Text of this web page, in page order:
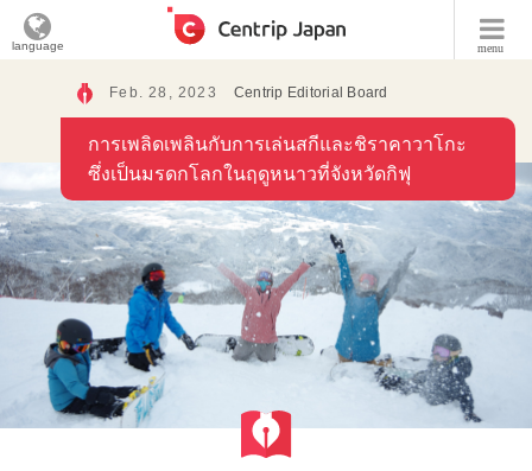
menu
language
Feb. 28, 2023 Centrip Editorial Board
การเพลิดเพลินกับการเล่นสกีและชิราคาวาโกะ
ซึ่งเป็นมรดกโลกในฤดูหนาวที่จังหวัดกิฟุ